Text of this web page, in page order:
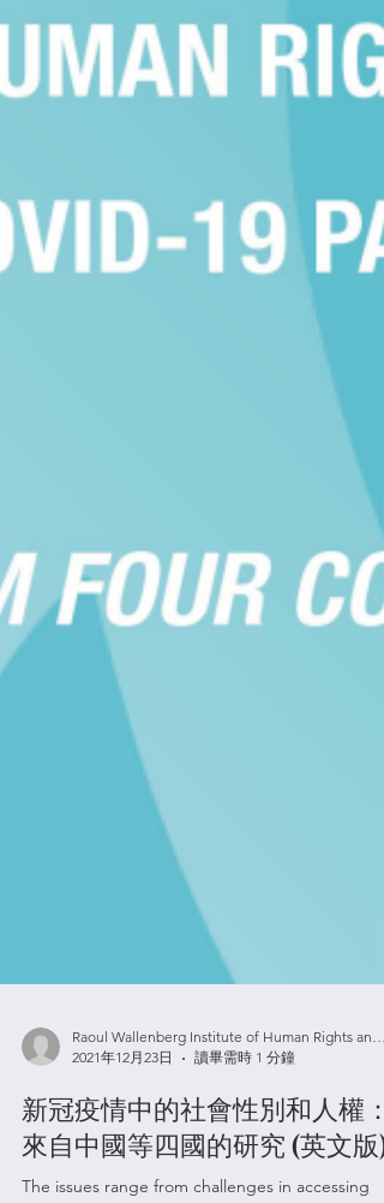
Raoul Wallenberg Institute of Human Rights and Humanitarian Law
2021年12月23日
讀畢需時 1 分鐘
新冠疫情中的社會性別和人權：